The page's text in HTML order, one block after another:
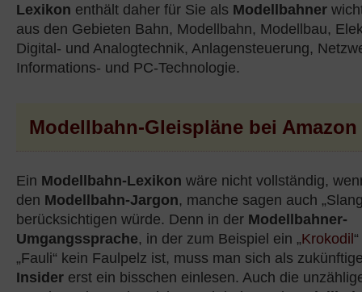
Lexikon enthält daher für Sie als Modellbahner
aus den Gebieten Bahn, Modellbahn, Modellbau,
Digital- und Analogtechnik, Anlagensteuerung,
Informations- und PC-Technologie.
Modellbahn-Gleispläne bei Amazon
Ein Modellbahn-Lexikon wäre nicht vollständig,
den Modellbahn-Jargon, manche sagen auch
berücksichtigen würde. Denn in der Modellbahner-
Umgangssprache, in der zum Beispiel ein „Krokodil
„Fauli“ kein Faulpelz ist, muss man sich als
Insider erst ein bisschen einlesen. Auch die